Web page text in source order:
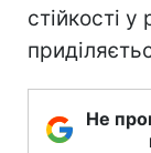
стійкості
Не